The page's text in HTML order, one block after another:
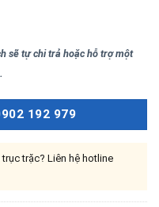
sẽ tự chi trả hoặc hỗ trợ một
192 979
trặc? Liên hệ hotline